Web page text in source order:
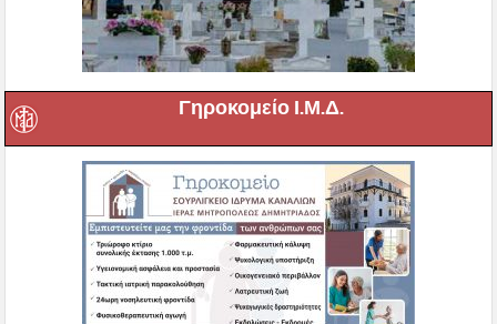
Γηροκομείο Ι.Μ.Δ.